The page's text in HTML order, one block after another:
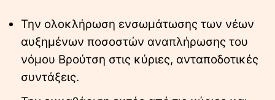
Την ολοκλήρωση ενσωμάτωσης των νέων
αυξημένων ποσοστών αναπλήρωσης του
νόμου Βρούτση στις κύριες, ανταποδοτικές
συντάξεις.